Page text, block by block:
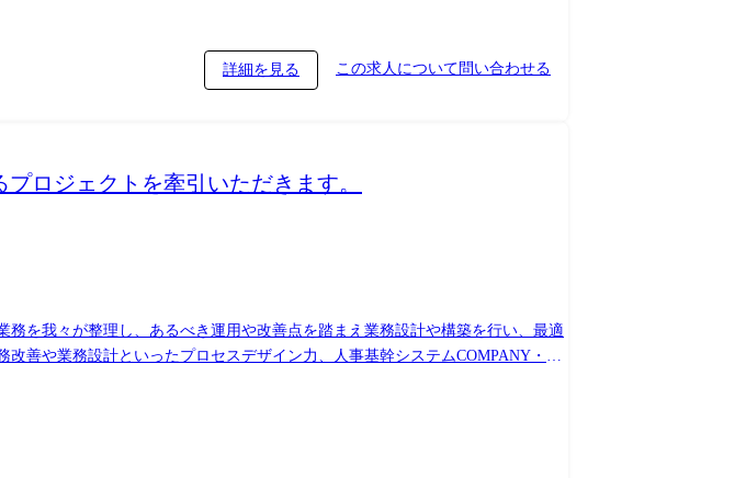
る。 AIによる顧客操作支援の開発等、最新技術を積極的に取り入れたシステム
詳細を見る この求人について問い合わせる
ロジェクトを牽引いただきます。
を我々が整理し、あるべき運用や改善点を踏まえ業務設計や構築を行い、最適
善や業務設計といったプロセスデザイン力、人事基幹システムCOMPANY・デ
センターの提案を行い、バックオフィス全体の生産性を最大化する提案やプロ
合は出向先の定める職種)